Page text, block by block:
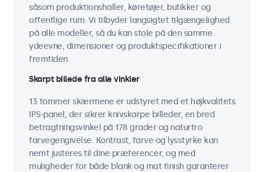
såsom produktionshaller, køretøjer, butikker og
offentlige rum. Vi tilbyder langsigtet tilgængelighed
på alle modeller, så du kan stole på den samme
ydeevne, dimensioner og produktspecifikationer i
fremtiden.
Skarpt billede fra alle vinkler
13 tommer skærmene er udstyret med et højkvalitets
IPS-panel, der sikrer knivskarpe billeder, en bred
betragtningsvinkel på 178 grader og naturtro
farvegengivelse. Kontrast, farve og lysstyrke kan
nemt justeres til dine præferencer, og med
muligheder for både blank og mat finish garanterer